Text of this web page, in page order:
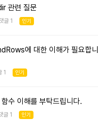
관련 질문
글 1 인기
에 대한 이해가 필요합니
1 인기
이해를 부탁드립니다.
글 1 인기